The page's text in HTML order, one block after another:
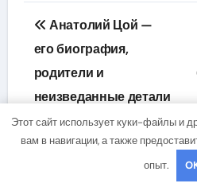
Навигация
по
записям
Анатолий Цой —
его биография,
родители и
неизведанные детали
жизни
Этот сайт использует куки-файлы и
вам в навигации, а также
опыт.